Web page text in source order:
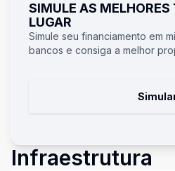
SIMULE AS
LUGAR
Simule seu financiamento em
bancos e consiga a melhor
Infraestrutura